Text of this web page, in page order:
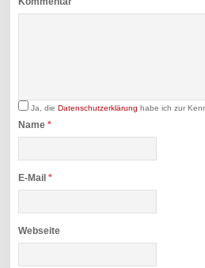
Ja, dieDatenschutzerklärung habe ich zur
Name*
E-Mail*
Webseite